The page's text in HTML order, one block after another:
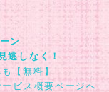
ン
逃しなく！
【無料】